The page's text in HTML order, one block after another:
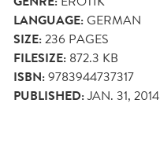
LANGUAGE:GERMAN
SIZE:236 PAGES
FILESIZE: 872.3 KB
ISBN:9783944737317
PUBLISHED:JAN. 31, 2014